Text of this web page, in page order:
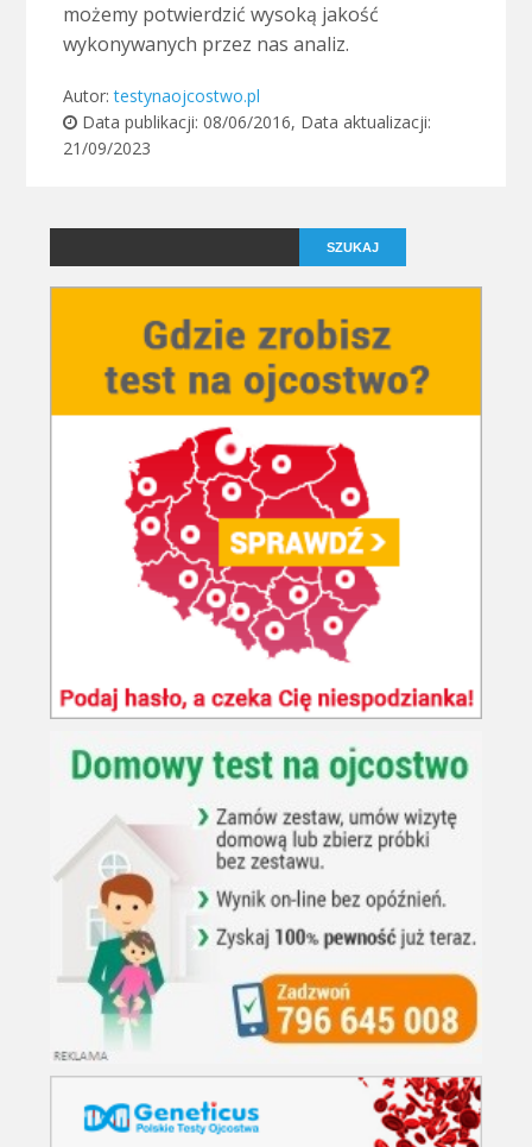
możemy potwierdzić wysoką jakość
wykonywanych przez nas analiz.
Autor:testynaojcostwo.pl
Data publikacji: 08/06/2016, Data aktualizacji:
21/09/2023